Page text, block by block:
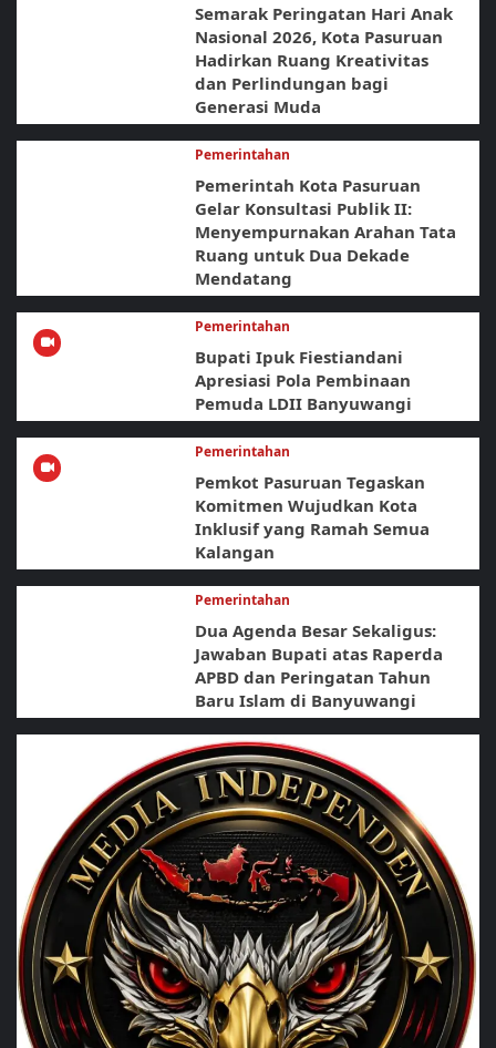
Semarak Peringatan Hari Anak
Nasional 2026, Kota Pasuruan
Hadirkan Ruang Kreativitas
dan Perlindungan bagi
Generasi Muda
Pemerintahan
Pemerintah Kota Pasuruan
Gelar Konsultasi Publik II:
Menyempurnakan Arahan Tata
Ruang untuk Dua Dekade
Mendatang
Pemerintahan
Bupati Ipuk Fiestiandani
Apresiasi Pola Pembinaan
Pemuda LDII Banyuwangi
Pemerintahan
Pemkot Pasuruan Tegaskan
Komitmen Wujudkan Kota
Inklusif yang Ramah Semua
Kalangan
Pemerintahan
Dua Agenda Besar Sekaligus:
Jawaban Bupati atas Raperda
APBD dan Peringatan Tahun
Baru Islam di Banyuwangi